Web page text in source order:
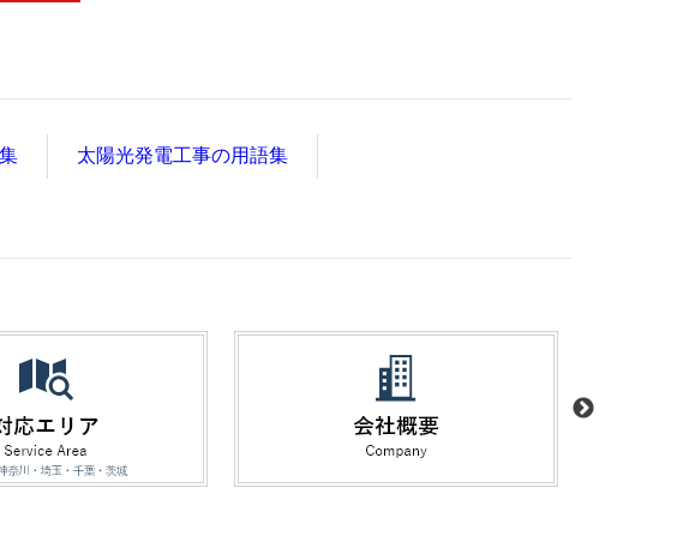
太陽光発電工事の用語集